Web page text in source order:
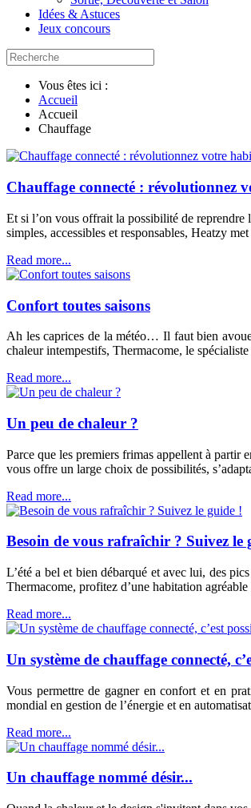
Idées & Astuces
Jeux concours
Vous êtes ici :
Accueil
Accueil
Chauffage
Chauffage connecté : révolutionnez
Et si l’on vous offrait la possibilité de reprendre
simples, accessibles et responsables, Heatzy
Read more...
Confort toutes saisons
Ah les caprices de la météo… Il faut bien
chaleur intempestifs, Thermacome, le
Read more...
Un peu de chaleur ?
Parce que les premiers frimas appellent à partir
vous offre un large choix de possibilités,
Read more...
Besoin de vous rafraîchir ? Suivez le
L’été a bel et bien débarqué et avec lui, des
Thermacome, profitez d’une habitation
Read more...
Un système de chauffage connecté,
Vous permettre de gagner en confort et en
mondial en gestion de l’énergie et en
Read more...
Un chauffage nommé désir...